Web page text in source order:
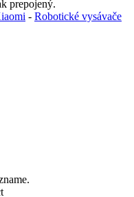
prepojený.
- Robotické vysávače